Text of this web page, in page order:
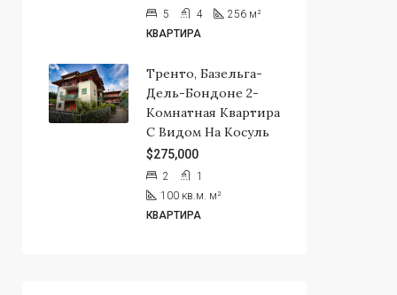
5 4 256 м²
КВАРТИРА
Тренто, Базельга-
Дель-Бондоне 2-
Комнатная Квартира
С Видом На Косуль
$275,000
2
1
100 кв.м. м²
КВАРТИРА